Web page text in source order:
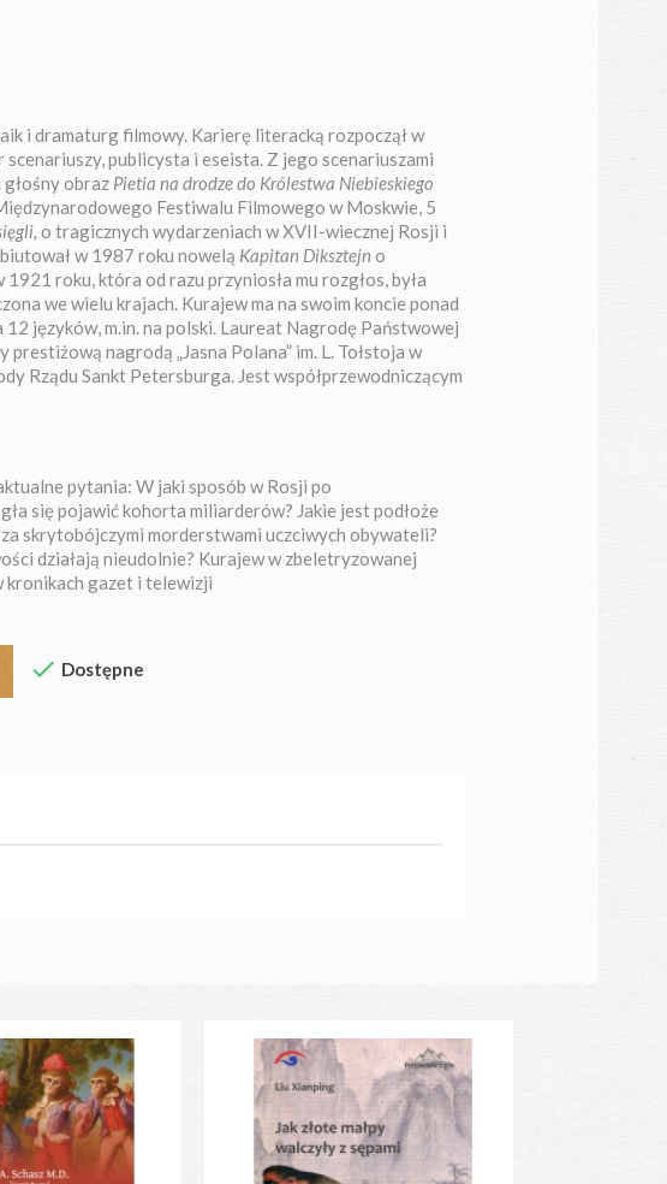
i dramaturg filmowy. Karierę literacką rozpoczął w
publicysta i eseista. Z jego scenariuszami
obraz Pietia na drodze do Królestwa Niebieskiego
Festiwalu Filmowego w Moskwie, 5
o tragicznych wydarzeniach w XVII-wiecznej Rosji i
w 1987 roku nowelą Kapitan Diksztejn o
roku, która od razu przyniosła mu rozgłos, była
we wielu krajach. Kurajew ma na swoim koncie ponad
12 języków, m.in. na polski. Laureat Nagrodę Państwowej
nagrodą „Jasna Polana” im. L. Tołstoja w
Rządu Sankt Petersburga. Jest współprzewodniczącym
pytania: W jaki sposób w Rosji po
się pojawić kohorta miliarderów? Jakie jest podłoże
skrytobójczymi morderstwami uczciwych obywateli?
działają nieudolnie? Kurajew w zbeletryzowanej
kronikach gazet i telewizji
 Dostępne